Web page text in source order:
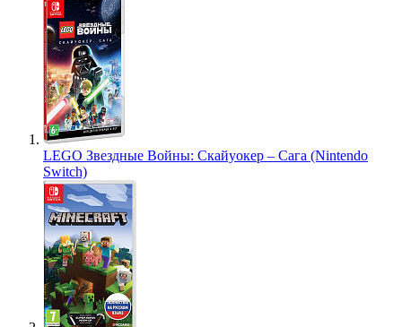
LEGO Звездные Войны: Скайуокер – Сага (Nintendo
Switch)